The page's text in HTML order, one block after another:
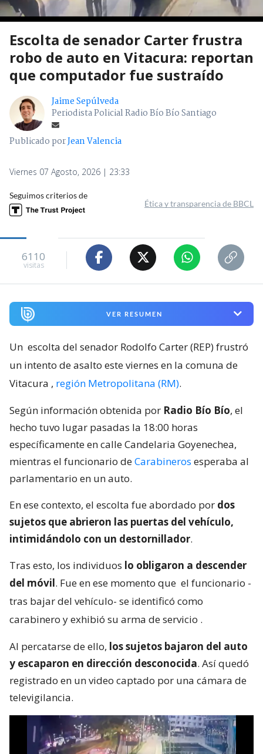
Escolta de senador Carter frustra
robo de auto en Vitacura: reportan
que computador fue sustraído
Jaime Sepúlveda
Periodista Policial Radio Bío Bío Santiago
Publicado porJean Valencia
Viernes 07 Agosto, 2026 | 23:33
Seguimos criterios de
Ética y transparencia de BBCL
6110
visitas
VER RESUMEN
Un escolta del senador Rodolfo Carter (REP) frustró
un intento de asalto este viernes en la comuna de
Vitacura , región Metropolitana (RM).
Según información obtenida por Radio Bío Bío, el
hecho tuvo lugar pasadas la 18:00 horas
específicamente en calle Candelaria Goyenechea,
mientras el funcionario deCarabineros esperaba al
parlamentario en un auto.
En ese contexto, el escolta fue abordado por dos
sujetos que abrieron las puertas del vehículo,
intimidándolo con un destornillador.
Tras esto, los individuos lo obligaron a descender
del móvil. Fue en ese momento que el funcionario -
tras bajar del vehículo- se identificó como
carabinero y exhibió su arma de servicio .
Al percatarse de ello, los sujetos bajaron del auto
y escaparon en dirección desconocida. Así quedó
registrado en un video captado por una cámara de
televigilancia.